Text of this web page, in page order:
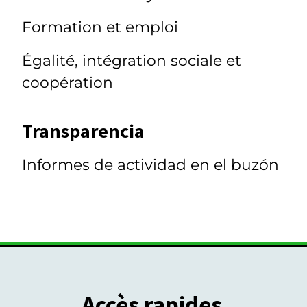
Formation et emploi
Égalité, intégration sociale et
coopération
Transparencia
Informes de actividad en el buzón